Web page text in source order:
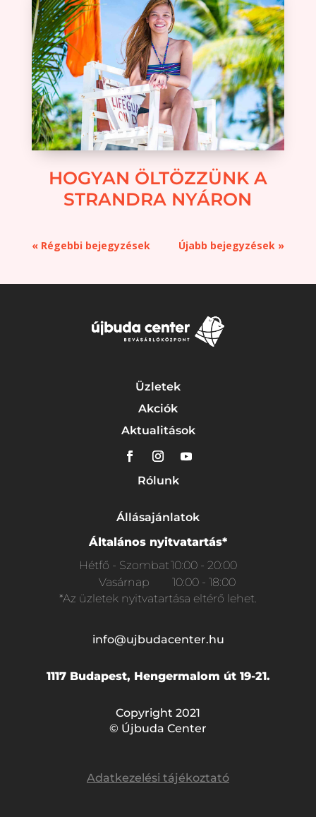
HOGYAN ÖLTÖZZÜNK A
STRANDRA NYÁRON
« Régebbi bejegyzések Újabb bejegyzések »
Üzletek
Akciók
Aktualitások
Rólunk
Állásajánlatok
Általános nyitvatartás*
Hétfő - Szombat10:00 - 20:00
Vasárnap
10:00 - 18:00
*Az üzletek nyitvatartása eltérő lehet.
info@ujbudacenter.hu
1117 Budapest, Hengermalom út 19-21.
Copyright 2021
© Újbuda Center
Adatkezelési tájékoztató